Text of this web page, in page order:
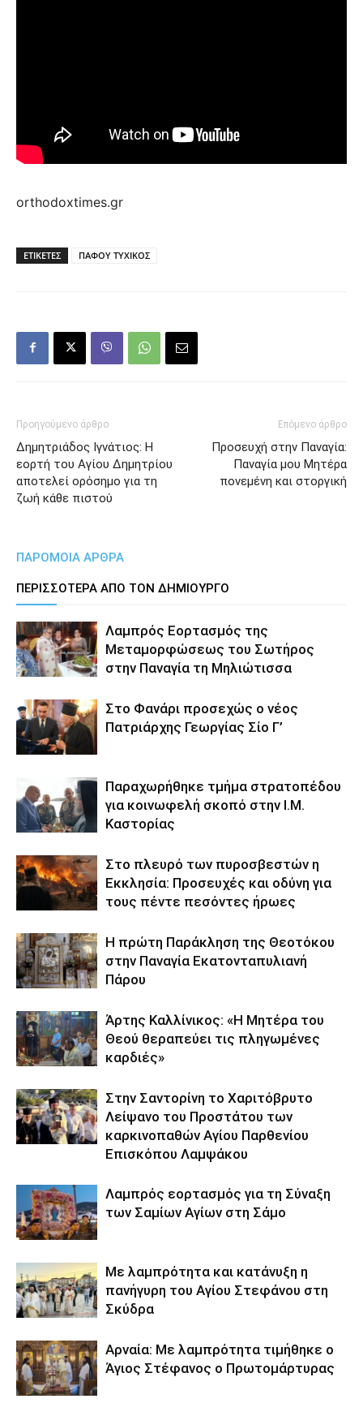
orthodoxtimes.gr
ΕΤΙΚΕΤΕΣ ΠΑΦΟΥ ΤΥΧΙΚΟΣ
Προηγούμενο άρθρο
Δημητριάδος Ιγνάτιος: Η
εορτή του Αγίου Δημητρίου
αποτελεί ορόσημο για τη
ζωή κάθε πιστού
Επόμενο άρθρο
Προσευχή στην Παναγία:
Παναγία μου Μητέρα
πονεμένη και στοργική
ΠΑΡΟΜΟΙΑ ΑΡΘΡΑ
ΠΕΡΙΣΣΟΤΕΡΑ ΑΠΟ ΤΟΝ ΔΗΜΙΟΥΡΓΟ
Λαμπρός Εορτασμός της
Μεταμορφώσεως του Σωτήρος
στην Παναγία τη Μηλιώτισσα
Στο Φανάρι προσεχώς ο νέος
Πατριάρχης Γεωργίας Σίο Γ’
Παραχωρήθηκε τμήμα στρατοπέδου
για κοινωφελή σκοπό στην Ι.Μ.
Καστορίας
Στο πλευρό των πυροσβεστών η
Εκκλησία: Προσευχές και οδύνη για
τους πέντε πεσόντες ήρωες
Η πρώτη Παράκληση της Θεοτόκου
στην Παναγία Εκατονταπυλιανή
Πάρου
Άρτης Καλλίνικος: «Η Μητέρα του
Θεού θεραπεύει τις πληγωμένες
καρδιές»
Στην Σαντορίνη το Χαριτόβρυτο
Λείψανο του Προστάτου των
καρκινοπαθών Αγίου Παρθενίου
Επισκόπου Λαμψάκου
Λαμπρός εορτασμός για τη Σύναξη
των Σαμίων Αγίων στη Σάμο
Με λαμπρότητα και κατάνυξη η
πανήγυρη του Αγίου Στεφάνου στη
Σκύδρα
Αρναία: Με λαμπρότητα τιμήθηκε ο
Άγιος Στέφανος ο Πρωτομάρτυρας